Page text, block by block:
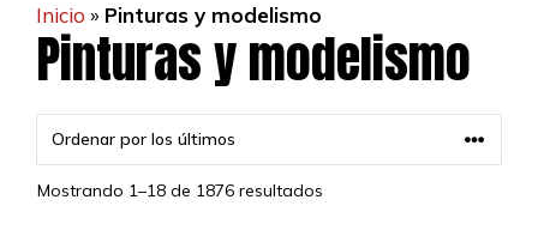
Inicio » Pinturas y modelismo
Pinturas y modelismo
Mostrando 1–18 de 1876 resultados